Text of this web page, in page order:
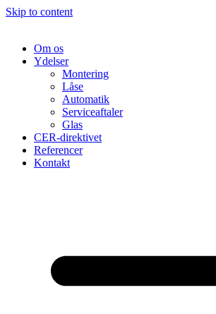
Skip to content
Om os
Ydelser
Montering
Låse
Automatik
Serviceaftaler
Glas
CER-direktivet
Referencer
Kontakt